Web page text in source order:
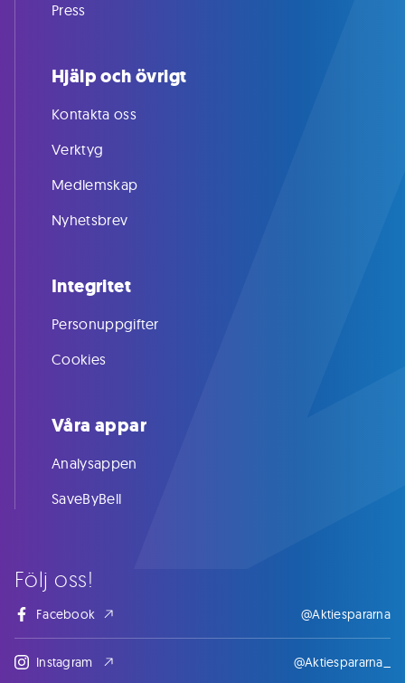
Följ oss!
Facebook @Aktiespararna
Instagram @Aktiespararna_
Press
Hjälp och övrigt
Kontakta oss
Verktyg
Medlemskap
Nyhetsbrev
Integritet
Personuppgifter
Cookies
Våra appar
Analysappen
SaveByBell